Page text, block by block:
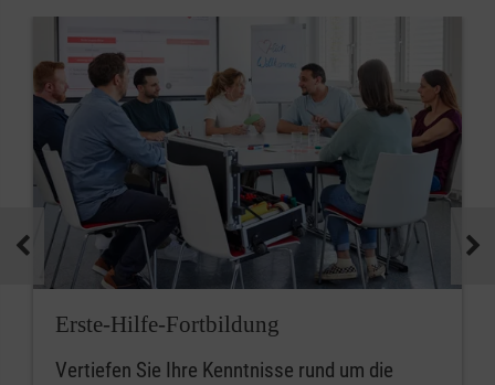
Erste-Hilfe-Fortbildung
Vertiefen Sie Ihre Kenntnisse rund um die